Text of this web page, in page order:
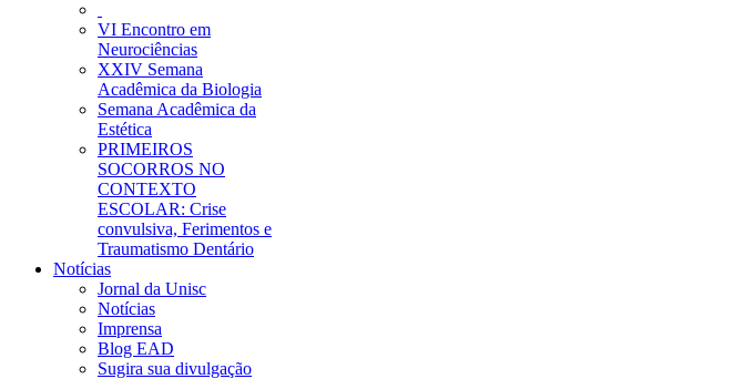
VI Encontro em
Neurociências
XXIV Semana
Acadêmica da Biologia
Semana Acadêmica da
Estética
PRIMEIROS
SOCORROS NO
CONTEXTO
ESCOLAR: Crise
convulsiva, Ferimentos e
Traumatismo Dentário
Notícias
Jornal da Unisc
Notícias
Imprensa
Blog EAD
Sugira sua divulgação